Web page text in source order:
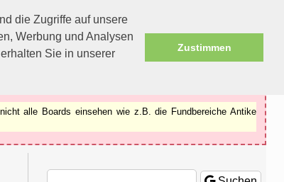
die Zugriffe auf unsere
Werbung und Analysen
Sie in unserer
Zustimmen
alle Boards einsehen wie z.B. die Fundbereiche Antike